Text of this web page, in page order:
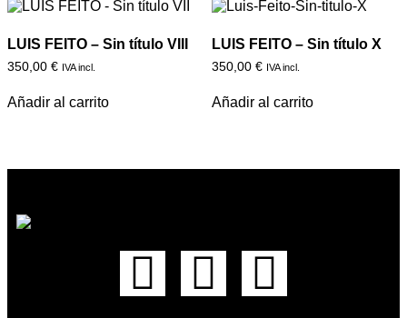
LUIS FEITO – Sin título VIII
350,00 € IVA incl.
Añadir al carrito
LUIS FEITO – Sin título X
350,00 € IVA incl.
Añadir al carrito